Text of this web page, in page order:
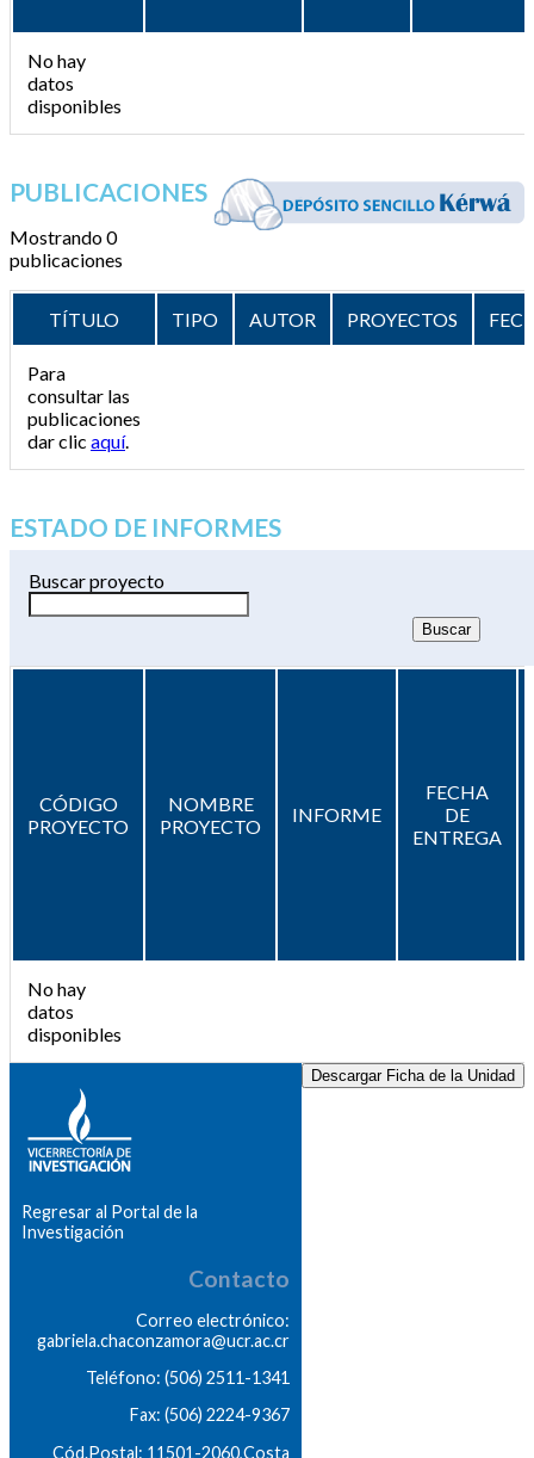
No hay
datos
disponibles
PUBLICACIONES
Mostrando 0
publicaciones
TÍTULO TIPO AUTOR PROYECTOS
Para
consultar las
publicaciones
dar clic aquí.
ESTADO DE INFORMES
Buscar proyecto
CÓDIGO
PROYECTO
NOMBRE
PROYECTO
INFORME
FECHA
DE
ENTREGA
No hay
datos
disponibles
Descargar Ficha de la Unidad
Regresar al Portal de la
Investigación
Contacto
Correo electrónico:
gabriela.chaconzamora@ucr.ac.cr
Teléfono: (506) 2511-1341
Fax: (506) 2224-9367
Cód.Postal: 11501-2060,Costa